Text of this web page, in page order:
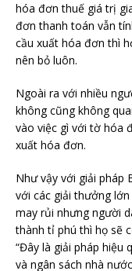
hóa đơn thuế giá trị
đơn thanh toán vẫn
cầu xuất hóa đơn thì
nên bỏ luôn.
Ngoài ra với nhiều
không cũng không
vào việc gì với tờ hóa
xuất hóa đơn.
Như vậy với giải pháp
với các giải thưởng
may rủi nhưng người
thành tỉ phú thì họ sẽ
“Đây là giải pháp hiệu
và ngân sách nhà